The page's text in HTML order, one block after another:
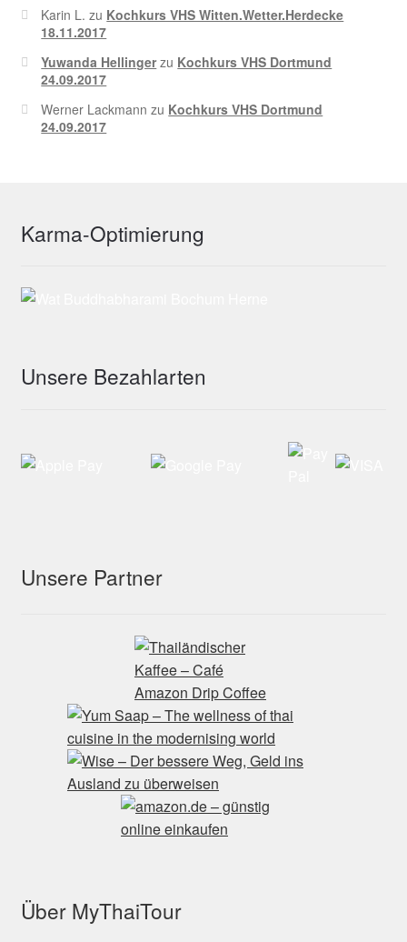
Karin L. zu Kochkurs VHS Witten.Wetter.Herdecke
18.11.2017
Yuwanda Hellingerzu Kochkurs VHS Dortmund
24.09.2017
Werner Lackmann zu Kochkurs VHS Dortmund
24.09.2017
Karma-Optimierung
Unsere Bezahlarten
Unsere Partner
Über MyThaiTour